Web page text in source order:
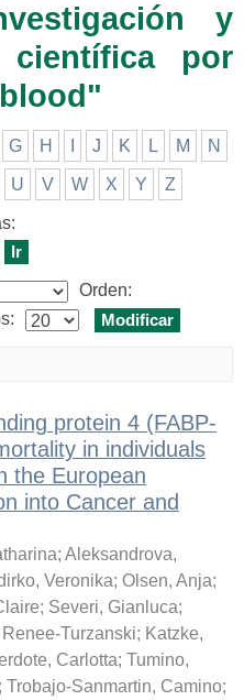
y
científica por
G H J K L M N
U V W X Y Z
Orden:
protein 4 (FABP-
in individuals
the European
into Cancer and
; Aleksandrova,
Veronika; Olsen, Anja;
; Severi, Gianluca;
Renee-Turzanski; Katzke,
Carlotta; Tumino,
; Trobajo-Sanmartin, Camino;